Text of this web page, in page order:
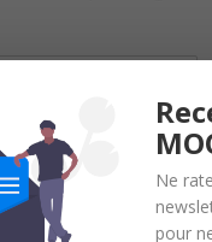
Ne
pour